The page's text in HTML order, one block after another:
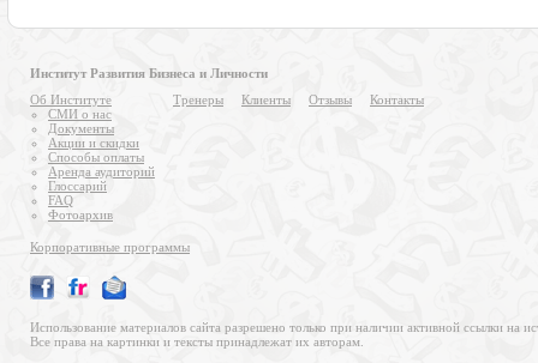
Институт Развития Бизнеса и Личности
Об Институте
СМИ о нас
Документы
Акции и скидки
Способы оплаты
Аренда аудиторий
Глоссарий
FAQ
Фотоархив
Тренеры Клиенты Отзывы Контакты
Корпоративные программы
Использование материалов сайта разрешено только при наличии активной ссылки на
Все права на картинки и тексты принадлежат их авторам.